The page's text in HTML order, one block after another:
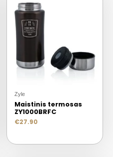
Zyle
Maistinis termosas
ZY1000BRFC
€27.90